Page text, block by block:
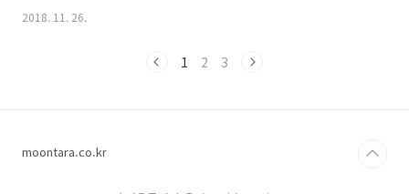
악 이야기를 나누었습니다. 그리고 다양한 이벤트와 더불어 신창엽 님의
아니스트 문용의 다정한 영화음악 32회를 들어보시기 바랍니다.댓글과
시기 바랍니다. '피아니..
2018. 11. 26.
1 2 3
moontara.co.kr